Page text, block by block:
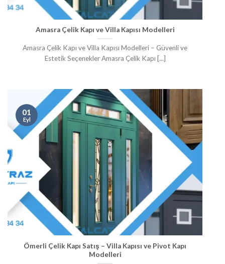
Amasra Çelik Kapı ve Villa Kapısı Modelleri
Amasra Çelik Kapı ve Villa Kapısı Modelleri – Güvenli ve
Estetik Seçenekler Amasra Çelik Kapı [...]
Ömerli Çelik Kapı Satış – Villa Kapısı ve Pivot Kapı
Modelleri
01
Eyl